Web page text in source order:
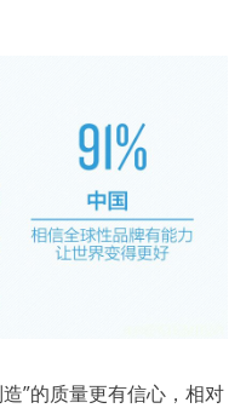
”的质量更有信心，相对